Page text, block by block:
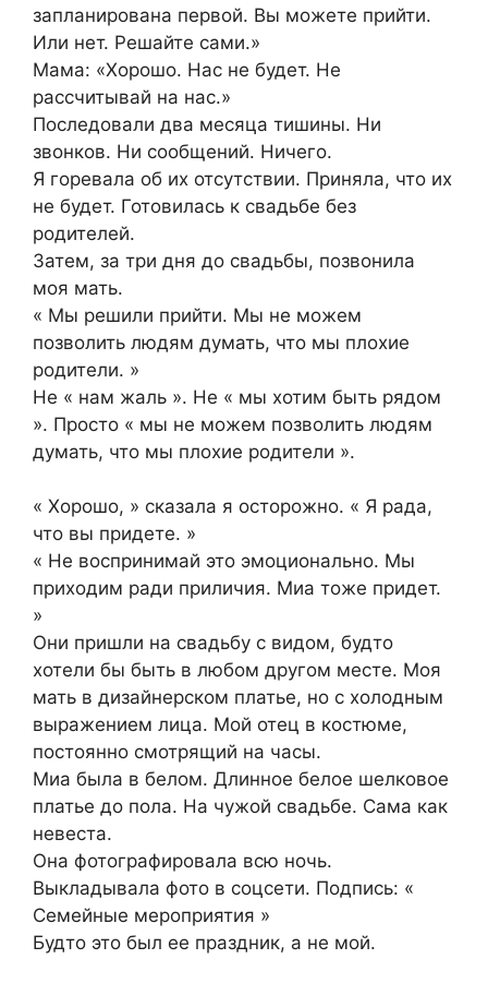
запланирована первой. Вы можете прийти.
Или нет. Решайте сами.»
Мама: «Хорошо. Нас не будет. Не
рассчитывай на нас.»
Последовали два месяца тишины. Ни
звонков. Ни сообщений. Ничего.
Я горевала об их отсутствии. Приняла, что их
не будет. Готовилась к свадьбе без
родителей.
Затем, за три дня до свадьбы, позвонила
моя мать.
« Мы решили прийти. Мы не можем
позволить людям думать, что мы плохие
родители. »
Не « нам жаль ». Не « мы хотим быть рядом
». Просто « мы не можем позволить людям
думать, что мы плохие родители ».
« Хорошо, » сказала я осторожно. « Я рада,
что вы придете. »
« Не воспринимай это эмоционально. Мы
приходим ради приличия. Миа тоже придет.
»
Они пришли на свадьбу с видом, будто
хотели бы быть в любом другом месте. Моя
мать в дизайнерском платье, но с холодным
выражением лица. Мой отец в костюме,
постоянно смотрящий на часы.
Миа была в белом. Длинное белое шелковое
платье до пола. На чужой свадьбе. Сама как
невеста.
Она фотографировала всю ночь.
Выкладывала фото в соцсети. Подпись: «
Семейные мероприятия »
Будто это был ее праздник, а не мой.